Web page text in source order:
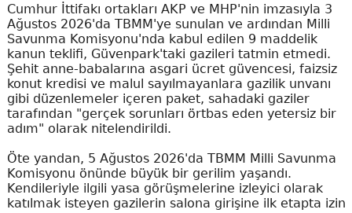
Cumhur İttifakı ortakları AKP ve MHP'nin imzasıyla 3
Ağustos 2026'da TBMM'ye sunulan ve ardından Milli
Savunma Komisyonu'nda kabul edilen 9 maddelik
kanun teklifi, Güvenpark'taki gazileri tatmin etmedi.
Şehit anne-babalarına asgari ücret güvencesi, faizsiz
konut kredisi ve malul sayılmayanlara gazilik unvanı
gibi düzenlemeler içeren paket, sahadaki gaziler
tarafından "gerçek sorunları örtbas eden yetersiz bir
adım" olarak nitelendirildi.
Öte yandan, 5 Ağustos 2026'da TBMM Milli Savunma
Komisyonu önünde büyük bir gerilim yaşandı.
Kendileriyle ilgili yasa görüşmelerine izleyici olarak
katılmak isteyen gazilerin salona girişine ilk etapta izin